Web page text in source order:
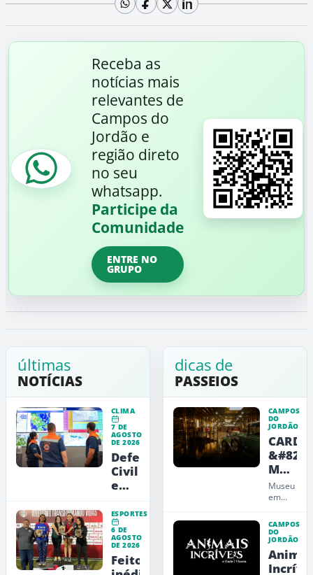
Receba as
notícias mais
relevantes de
Campos do
Jordão e
região direto
no seu
whatsapp.
Participe da
Comunidade
ENTRE NO
GRUPO
últimas
NOTÍCIAS
CLIMA
7 DE
AGOSTO
DE 2026
Defesa
Civil
emite
vermelho
para
a
RMVale
ESPORTES
6 DE
AGOSTO
DE 2026
Feito
dicas de
PASSEIOS
CAMPOS
DO
JORDÃO
CARDE
Museu
de
Arte,
e
Museu
em
do
Jordão
que
une
carros,
CAMPOS
DO
JORDÃO